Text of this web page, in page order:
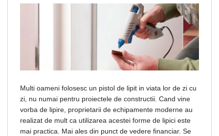
Multi oameni folosesc un pistol de lipit in viata lor de zi cu
zi, nu numai pentru proiectele de constructii. Cand vine
vorba de lipire, proprietarii de echipamente moderne au
realizat de mult ca utilizarea acestei forme de lipici este
mai practica. Mai ales din punct de vedere financiar. Se